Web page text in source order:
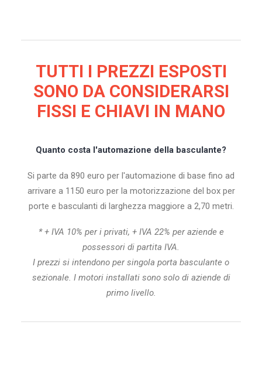
TUTTI I PREZZI ESPOSTI
SONO DA CONSIDERARSI
FISSI E CHIAVI IN MANO
Quanto costa l'automazione della basculante?
Si parte da 890 euro per l'automazione di base fino ad
arrivare a 1150 euro per la motorizzazione del box per
porte e basculanti di larghezza maggiore a 2,70 metri.
* + IVA 10% per i privati, + IVA 22% per aziende e
possessori di partita IVA.
I prezzi si intendono per singola porta basculante o
sezionale. I motori installati sono solo di aziende di
primo livello.